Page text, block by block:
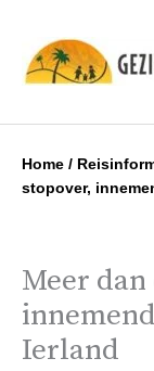
Home /
stopover,
Meer dan
Ierland